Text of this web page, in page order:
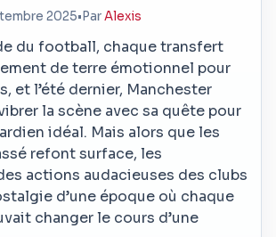
2025• ParAlexis
du football, chaque transfert
de terre émotionnel pour
et l’été dernier, Manchester
la scène avec sa quête pour
idéal. Mais alors que les
refont surface, les
actions audacieuses des clubs
d’une époque où chaque
changer le cours d’une